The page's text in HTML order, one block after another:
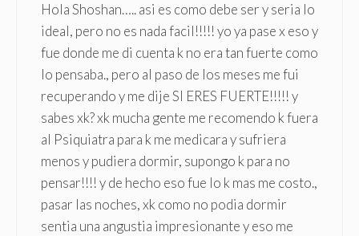
Hola Shoshan….. asi es como debe ser y seria lo
ideal, pero no es nada facil!!!!! yo ya pase x eso y
fue donde me di cuenta k no era tan fuerte como
lo pensaba., pero al paso de los meses me fui
recuperando y me dije SI ERES FUERTE!!!!! y
sabes xk? xk mucha gente me recomendo k fuera
al Psiquiatra para k me medicara y sufriera
menos y pudiera dormir, supongo k para no
pensar!!!! y de hecho eso fue lo k mas me costo.,
pasar las noches, xk como no podia dormir
sentia una angustia impresionante y eso me